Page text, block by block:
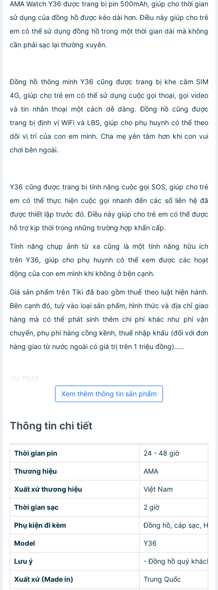
AMA Watch Y36 được trang bị pin 500mAh, giúp cho thời gian
sử dụng của đồng hồ được kéo dài hơn. Điều này giúp cho trẻ
em có thể sử dụng đồng hồ trong một thời gian dài mà không
cần phải sạc lại thường xuyên.
Đồng hồ thông minh Y36 cũng được trang bị khe cắm SIM
4G, giúp cho trẻ em có thể sử dụng cuộc gọi thoại, gọi video
và tin nhắn thoại một cách dễ dàng. Đồng hồ cũng được
trang bị định vị WiFi và LBS, giúp cho phụ huynh có thể theo
dõi vị trí của con em mình. Cha mẹ yên tâm hơn khi con vui
chơi bên ngoài.
Y36 cũng được trang bị tính năng cuộc gọi SOS, giúp cho trẻ
em có thể thực hiện cuộc gọi nhanh đến các số liên hệ đã
được thiết lập trước đó. Điều này giúp cho trẻ em có thể được
hỗ trợ kịp thời trong những trường hợp khẩn cấp.
Tính năng chụp ảnh từ xa cũng là một tính năng hữu ích
trên Y36, giúp cho phụ huynh có thể xem được các hoạt
động của con em mình khi không ở bên cạnh.
Giá sản phẩm trên Tiki đã bao gồm thuế theo luật hiện hành.
Bên cạnh đó, tuỳ vào loại sản phẩm, hình thức và địa chỉ giao
hàng mà có thể phát sinh thêm chi phí khác như phí vận
chuyển, phụ phí hàng cồng kềnh, thuế nhập khẩu (đối với đơn
hàng giao từ nước ngoài có giá trị trên 1 triệu đồng).....
Giá PEAR
Xem thêm thông tin sản phẩm
Thông tin chi tiết
Thời gian pin 24 - 48 giờ
Thương hiệu AMA
Xuất xứ thương hiệu Việt Nam
Thời gian sạc 2 giờ
Phụ kiện đi kèm Đồng hồ, cáp sạc,
Model Y36
Lưu ý - Đồng hồ quý khách
Xuất xứ (Made in) Trung Quốc